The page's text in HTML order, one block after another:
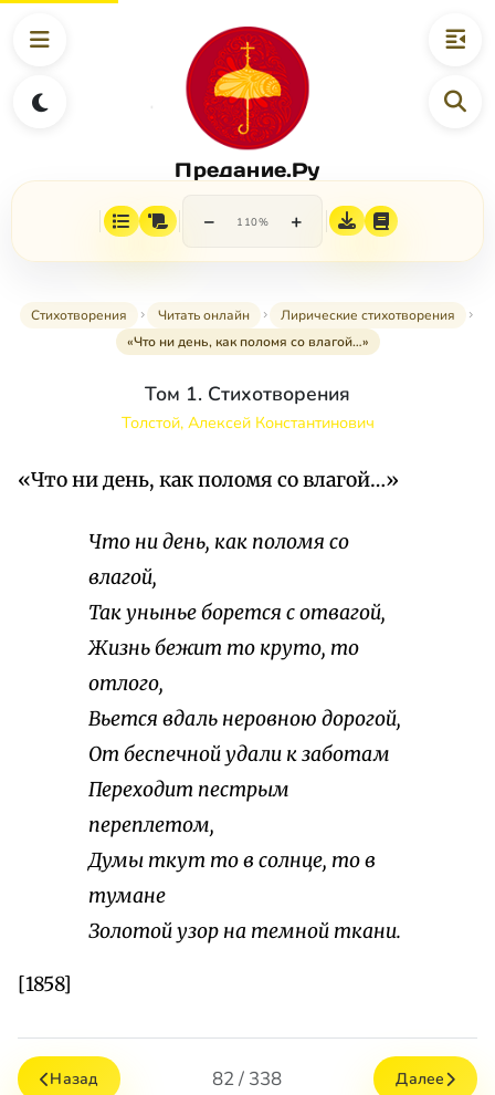
Предание.Ру
− 110% +
Стихотворения Читать онлайн
Лирические стихотворения
«Что ни день, как поломя со влагой…»
Том 1. Стихотворения
Толстой, Алексей Константинович
«Что ни день, как поломя со влагой…»
Что ни день, как поломя со
влагой,
Так унынье борется с отвагой,
Жизнь бежит то круто, то
отлого,
Вьется вдаль неровною дорогой,
От беспечной удали к заботам
Переходит пестрым
переплетом,
Думы ткут то в солнце, то в
тумане
Золотой узор на темной ткани.
[1858]
Назад 82 / 338 Далее